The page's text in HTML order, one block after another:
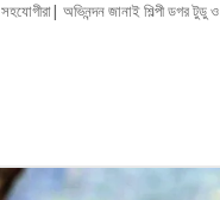
সহযোগীরা| অভিনন্দন জানাই শিল্পী ডগর টুডু